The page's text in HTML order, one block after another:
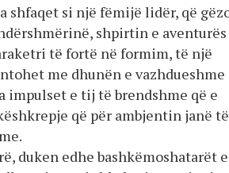
shfaqet si një fëmijë lidër, që
shpirtin e aventurës
të fortë në formim, të një
me dhunën e vazhdueshme
impulset e tij të brendshme që e
që për ambjentin janë të
duken edhe bashkëmoshatarët